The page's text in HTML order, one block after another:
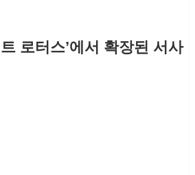
로터스’에서 확장된 서사